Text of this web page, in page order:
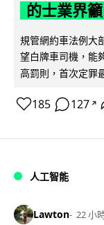
的士業界
規管網約車法例大
望白牌車司機，能
高罰則，首次定罪
185 127 ↗
人工智能
Lawton 22 小